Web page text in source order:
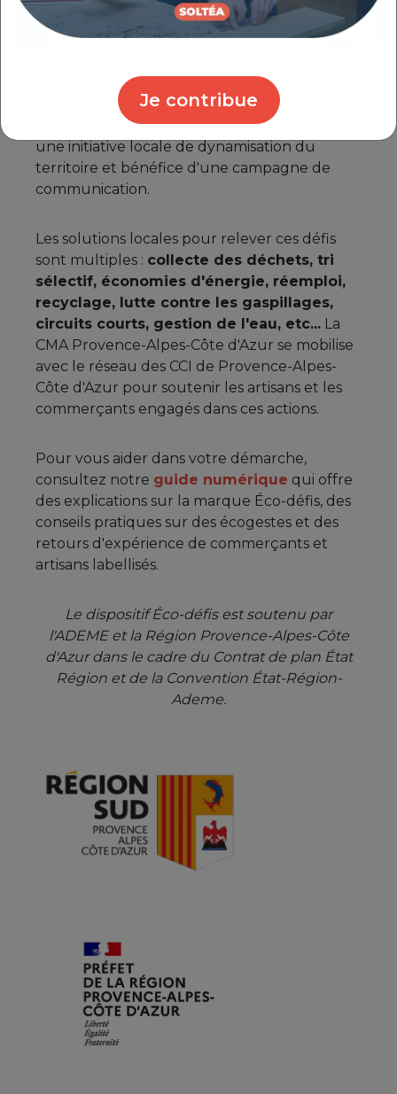
Je contribue
clients et d'une dynamisation de leur image.
nombreux avantages :
valorisation des
démarches en faveur du développement
durable auprès des clients, participation à
une initiative locale de dynamisation du
territoire et bénéfice d'une campagne de
communication.
Les solutions locales pour relever ces défis
sont multiples : collecte des déchets, tri
sélectif, économies d'énergie, réemploi,
recyclage, lutte contre les gaspillages,
circuits courts, gestion de l'eau, etc... La
CMA Provence-Alpes-Côte d'Azur se mobilise
avec le réseau des CCI de Provence-Alpes-
Côte d'Azur pour soutenir les artisans et les
commerçants engagés dans ces actions.
Pour vous aider dans votre démarche,
consultez notre guide numérique qui offre
des explications sur la marque Éco-défis, des
conseils pratiques sur des écogestes et des
retours d'expérience de commerçants et
artisans labellisés.
Le dispositif Éco-défis est soutenu par
l'ADEME et la Région Provence-Alpes-Côte
d'Azur dans le cadre du Contrat de plan État
Région et de la Convention État-Région-
Ademe.